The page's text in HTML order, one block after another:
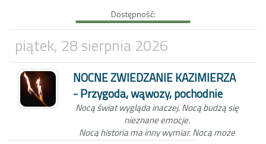
Kazimierza oraz wejdziemy z Tobą do
Wąwozu z korzeniami, wyłącznie przy
blasku pochodni.Czekamy na Ciebie o
zmierzchu, koło studni na kazimierskim
Rynku.
Dostępność:
piątek, 28 sierpnia 2026
NOCNE ZWIEDZANIE KAZIMIERZA
- Przygoda, wąwozy, pochodnie
Nocą świat wygląda inaczej.Nocą budzą się
nieznane emocje.
Nocą historia ma inny wymiar.Nocą może